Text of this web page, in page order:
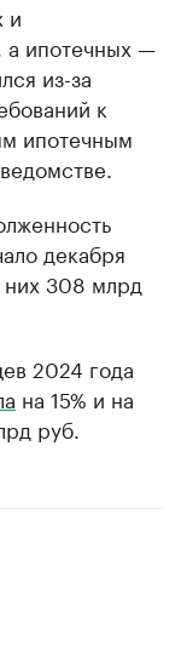
и
а ипотечных —
из-за
к
ипотечным
декабря
них 308 млрд
2024 года
на 15% и на
руб.